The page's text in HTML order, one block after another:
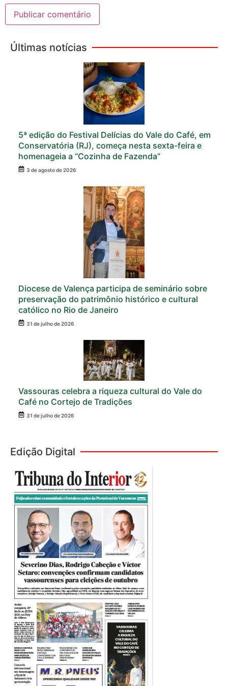
Últimas notícias
5ª edição do Festival Delícias do Vale do Café, em
Conservatória (RJ), começa nesta sexta-feira e
homenageia a “Cozinha de Fazenda”
3 de agosto de 2026
Diocese de Valença participa de seminário sobre
preservação do patrimônio histórico e cultural
católico no Rio de Janeiro
31 de julho de 2026
Vassouras celebra a riqueza cultural do Vale do
Café no Cortejo de Tradições
31 de julho de 2026
Edição Digital